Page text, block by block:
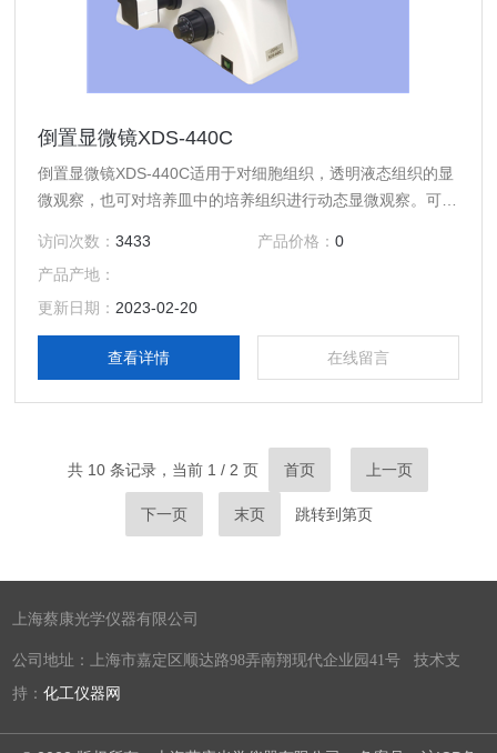
倒置显微镜XDS-440C
倒置显微镜XDS-440C适用于对细胞组织，透明液态组织的显
微观察，也可对培养皿中的培养组织进行动态显微观察。可应
部门。
访问次数：3433 产品价格： 0
产品产地：
更新日期： 2023-02-20
查看详情 在线留言
共 10 条记录，当前 1 / 2 页 首页 上一页
下一页 末页 跳转到第页
上海蔡康光学仪器有限公司
公司地址：上海市嘉定区顺达路98弄南翔现代企业园41号 技术支
持：化工仪器网